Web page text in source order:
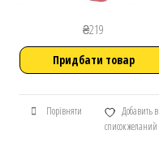
₴219
Придбати товар
Порівняти
Добавить в
список желаний